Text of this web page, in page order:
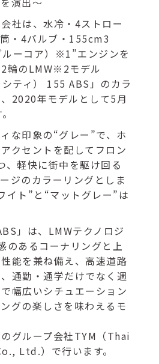
社は、水冷・4ストロー
・4バルブ・155cm3
ルーコア）※1”エンジンを
輪のLMW※2モデル
ティ） 155 ABS」のカラ
2020年モデルとして5月
な印象の“グレー”で、ホ
クセントを配してフロン
、軽快に街中を駆け回る
ジのカラーリングとしま
イト”と“マットグレー”は
」は、LMWテクノロジ
あるコーナリングと上
能を兼ね備え、高速道路
通勤・通学だけでなく週
幅広いシチュエーション
グの楽しさを味わえるモ
グループ会社TYM（Thai
Ltd.）で行います。